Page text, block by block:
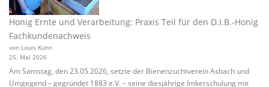
Honig Ernte und Verarbeitung: Praxis Teil für den D.I.B.-Honig
Fachkundenachweis
von Louis Kuhn
25. Mai 2026
Am Samstag, den 23.05.2026, setzte der Bienenzuchtverein Asbach und
Umgegend – gegründet 1883 e.V. – seine diesjährige Imkerschulung mit